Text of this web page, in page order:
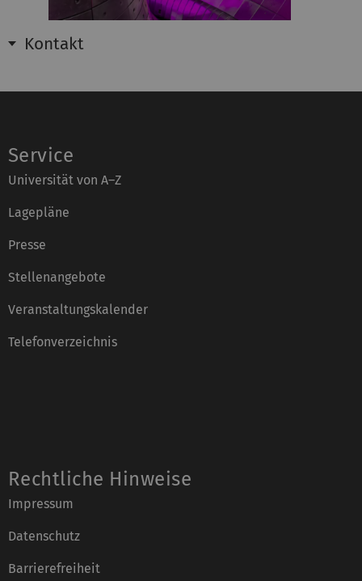
Kontakt
Service
Universität von A–Z
Lagepläne
Presse
Stellenangebote
Veranstaltungskalender
Telefonverzeichnis
Rechtliche Hinweise
Impressum
Datenschutz
Barrierefreiheit